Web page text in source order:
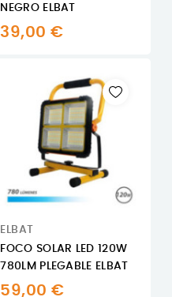
NEGRO ELBAT
39,00 €
ELBAT
FOCO SOLAR LED 120W
780LM PLEGABLE ELBAT
59,00 €